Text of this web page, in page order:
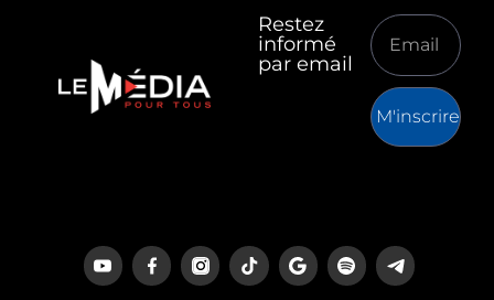
Restez
informé
par email
M'inscrire